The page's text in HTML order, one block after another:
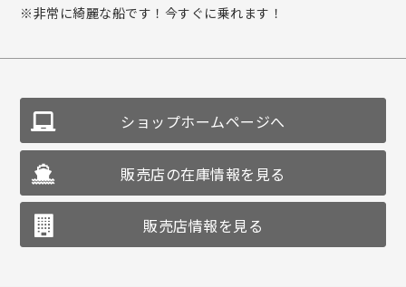
※非常に綺麗な船です！今すぐに乗れます！
ショップホームページへ
販売店の在庫情報を見る
販売店情報を見る